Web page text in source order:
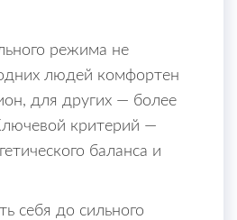
режима не
людей комфортен
для других — более
критерий —
баланса и
себя до сильного